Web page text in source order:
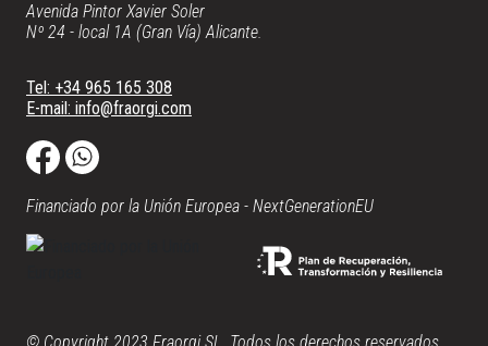
Avenida Pintor Xavier Soler
Nº 24 - local 1A (Gran Vía) Alicante.
Tel: +34 965 165 308
E-mail: info@fraorgi.com
Financiado por la Unión Europea - NextGenerationEU